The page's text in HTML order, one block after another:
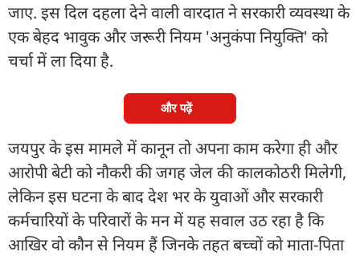
जाए. इस दिल दहला देने वाली वारदात ने सरकारी व्यवस्था के
एक बेहद भावुक और जरूरी नियम 'अनुकंपा नियुक्ति' को
चर्चा में ला दिया है.
और पढ़ें
जयपुर के इस मामले में कानून तो अपना काम करेगा ही और
आरोपी बेटी को नौकरी की जगह जेल की कालकोठरी मिलेगी,
लेकिन इस घटना के बाद देश भर के युवाओं और सरकारी
कर्मचारियों के परिवारों के मन में यह सवाल उठ रहा है कि
आखिर वो कौन से नियम हैं जिनके तहत बच्चों को माता-पिता